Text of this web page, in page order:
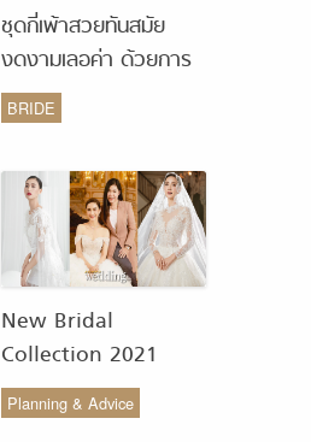
ชุดกี่เพ้าสวยทันสมัย
งดงามเลอค่า ด้วยการ
รังสรรค์จากห้องเสื้อ
Monique Wedding
BRIDE
New Bridal
Collection 2021
from COCO CHIC
สวย เรียบง่าย สไตล์มินิ
Planning & Advice